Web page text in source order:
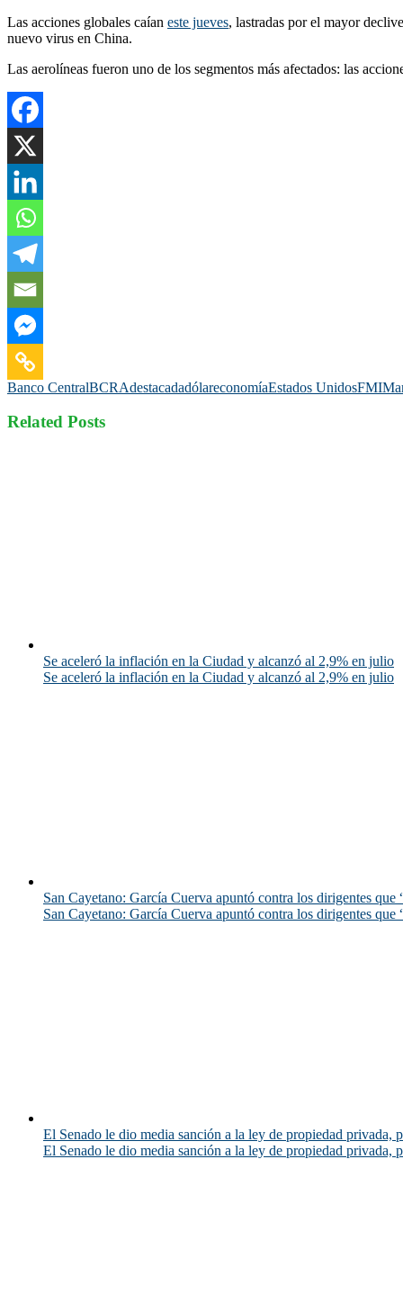
Las acciones globales caían este jueves, lastradas por el mayor
nuevo virus en China.
Las aerolíneas fueron uno de los segmentos más afectados: las
Banco CentralBCRAdestacadadólareconomíaEstados UnidosFMI
Related Posts
Se aceleró la inflación en la Ciudad y alcanzó al 2,9% en julio
Se aceleró la inflación en la Ciudad y alcanzó al 2,9% en julio
San Cayetano: García Cuerva apuntó contra los dirigentes que
San Cayetano: García Cuerva apuntó contra los dirigentes que
El Senado le dio media sanción a la ley de propiedad
El Senado le dio media sanción a la ley de propiedad